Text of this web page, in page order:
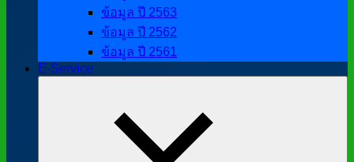
ข้อมูล ปี 2563
ข้อมูล ปี 2562
ข้อมูล ปี 2561
E-Service